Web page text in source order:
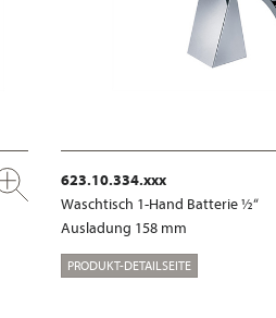
623.10.334.xxx
Waschtisch 1-Hand Batterie ½“
Ausladung 158 mm
PRODUKT-DETAILSEITE